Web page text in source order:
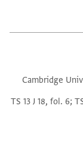
Cambridge
TS 13 J 18, fol. 6;